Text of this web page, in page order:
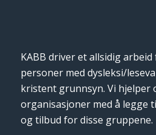
KABB driver et allsidig
personer med dysleksi/
kristent grunnsyn. Vi hjelper
organisasjoner med å legge
og tilbud for disse gruppene.